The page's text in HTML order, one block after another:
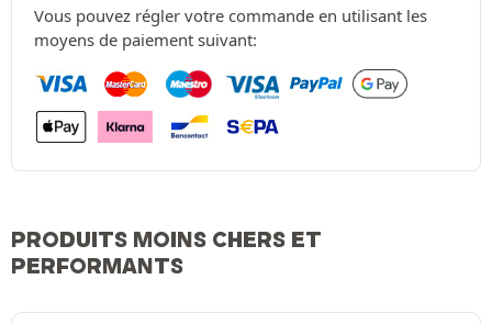
Vous pouvez régler votre commande en utilisant les
moyens de paiement suivant:
PRODUITS MOINS CHERS ET
PERFORMANTS